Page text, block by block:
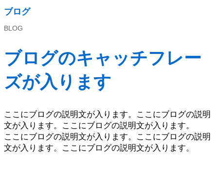
ブログ
BLOG
ブログのキャッチフレー
ズが入ります
ここにブログの説明文が入ります。ここにブログの説明
文が入ります。ここにブログの説明文が入ります。
ここにブログの説明文が入ります。ここにブログの説明
文が入ります。ここにブログの説明文が入ります。